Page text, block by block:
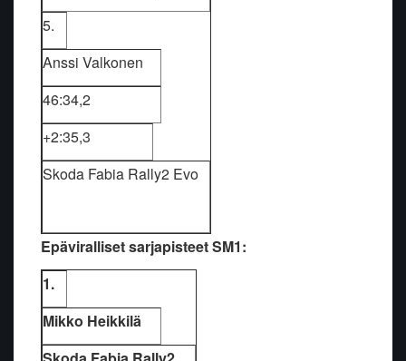
5.
Anssi Valkonen
46:34,2
+2:35,3
Skoda Fabia Rally2 Evo
Epäviralliset sarjapisteet SM1:
1.
Mikko Heikkilä